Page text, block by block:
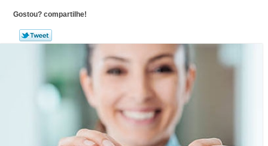
Gostou? compartilhe!